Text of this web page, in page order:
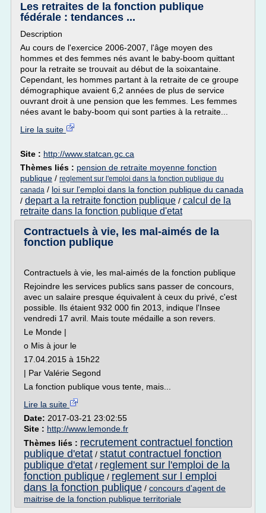
Les retraites de la fonction publique
fédérale : tendances ...
Description
Au cours de l'exercice 2006-2007, l'âge moyen des
hommes et des femmes nés avant le baby-boom quittant
pour la retraite se trouvait au début de la soixantaine.
Cependant, les hommes partant à la retraite de ce groupe
démographique avaient 6,2 années de plus de service
ouvrant droit à une pension que les femmes. Les femmes
nées avant le baby-boom qui sont parties à la retraite...
Lire la suite
Site : http://www.statcan.gc.ca
Thèmes liés : pension de retraite moyenne fonction
publique / reglement sur l'emploi dans la fonction publique du
canada / loi sur l'emploi dans la fonction publique du canada
/ depart a la retraite fonction publique / calcul de la
retraite dans la fonction publique d'etat
Contractuels à vie, les mal-aimés de la
fonction publique
Contractuels à vie, les mal-aimés de la fonction publique
Rejoindre les services publics sans passer de concours,
avec un salaire presque équivalent à ceux du privé, c'est
possible. Ils étaient 932 000 fin 2013, indique l'Insee
vendredi 17 avril. Mais toute médaille a son revers.
Le Monde |
o Mis à jour le
17.04.2015 à 15h22
| Par Valérie Segond
La fonction publique vous tente, mais...
Lire la suite
Date: 2017-03-21 23:02:55
Site : http://www.lemonde.fr
Thèmes liés : recrutement contractuel fonction
publique d'etat / statut contractuel fonction
publique d'etat / reglement sur l'emploi de la
fonction publique / reglement sur l emploi
dans la fonction publique / concours d'agent de
maitrise de la fonction publique territoriale